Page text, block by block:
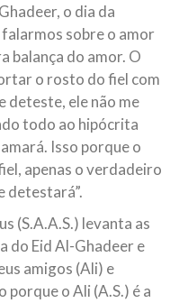
o dia da
sobre o amor
balança do amor. O
o rosto do fiel com
deteste, ele não me
todo ao hipócrita
Isso porque o
apenas o verdadeiro
detestará”.
(S.A.A.S.) levanta as
do Eid Al-Ghadeer e
amigos (Ali) e
porque o Ali (A.S.) é a